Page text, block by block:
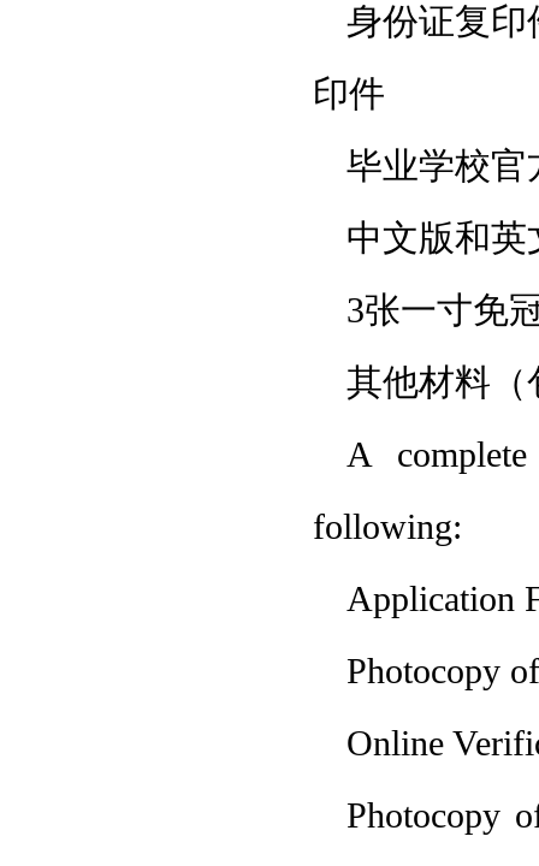
身份证复印
印件
毕业学校官
中文版和英
3张一寸免
其他材料（
A
following:
Application
Photocopy
Online
Photocopy